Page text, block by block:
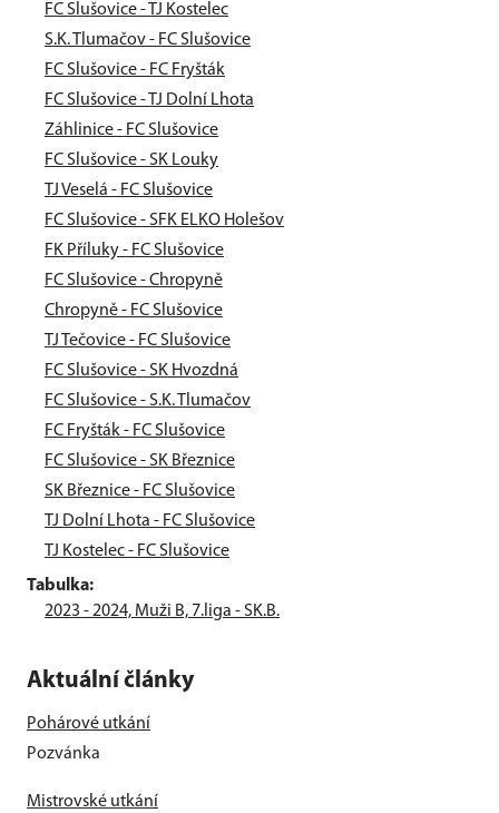
FC Slušovice - TJ Kostelec
S.K. Tlumačov - FC Slušovice
FC Slušovice - FC Fryšták
FC Slušovice - TJ Dolní Lhota
Záhlinice - FC Slušovice
FC Slušovice - SK Louky
TJ Veselá - FC Slušovice
FC Slušovice - SFK ELKO Holešov
FK Příluky - FC Slušovice
FC Slušovice - Chropyně
Chropyně - FC Slušovice
TJ Tečovice - FC Slušovice
FC Slušovice - SK Hvozdná
FC Slušovice - S.K. Tlumačov
FC Fryšták - FC Slušovice
FC Slušovice - SK Březnice
SK Březnice - FC Slušovice
TJ Dolní Lhota - FC Slušovice
TJ Kostelec - FC Slušovice
Tabulka:
2023 - 2024, Muži B, 7.liga - SK.B.
Aktuální články
Pohárové utkání
Pozvánka
Mistrovské utkání